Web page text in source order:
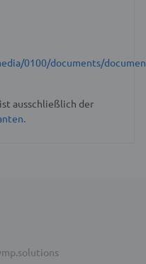
0100/documents/
ausschließlich der